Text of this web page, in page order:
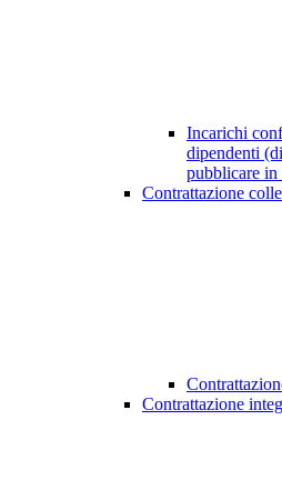
Incarichi
dipendenti
pubblicare in
Contrattazione
Contrattazione